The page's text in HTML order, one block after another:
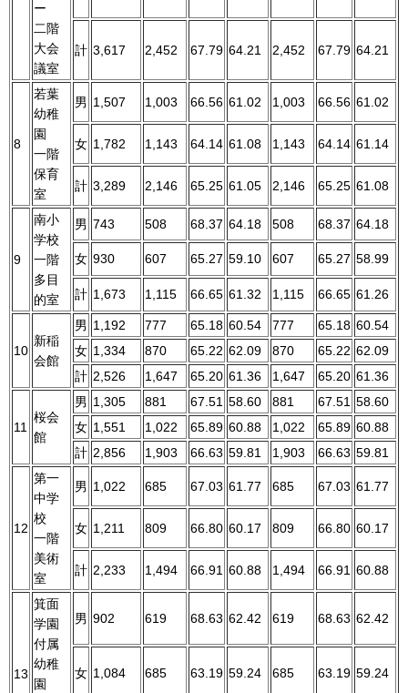
ー
二階
大会
議室
計 3,617 2,452 67.79 64.21 2,452 67.79 64.21
8
若葉
幼稚
園
一階
保育
室
男 1,507 1,003 66.56 61.02 1,003 66.56 61.02
女 1,782 1,143 64.14 61.08 1,143 64.14 61.14
計 3,289 2,146 65.25 61.05 2,146 65.25 61.08
9
南小
学校
一階
多目
的室
男 743 508 68.37 64.18 508 68.37 64.18
女 930 607 65.27 59.10 607 65.27 58.99
計 1,673 1,115 66.65 61.32 1,115 66.65 61.26
10
新稲
会館
男 1,192 777 65.18 60.54 777 65.18 60.54
女 1,334 870 65.22 62.09 870 65.22 62.09
計 2,526 1,647 65.20 61.36 1,647 65.20 61.36
11
桜会
館
男 1,305 881 67.51 58.60 881 67.51 58.60
女 1,551 1,022 65.89 60.88 1,022 65.89 60.88
計 2,856 1,903 66.63 59.81 1,903 66.63 59.81
12
第一
中学
校
一階
美術
室
男 1,022 685 67.03 61.77 685 67.03 61.77
女 1,211 809 66.80 60.17 809 66.80 60.17
計 2,233 1,494 66.91 60.88 1,494 66.91 60.88
13
箕面
学園
付属
幼稚
園
男 902 619 68.63 62.42 619 68.63 62.42
女 1,084 685 63.19 59.24 685 63.19 59.24